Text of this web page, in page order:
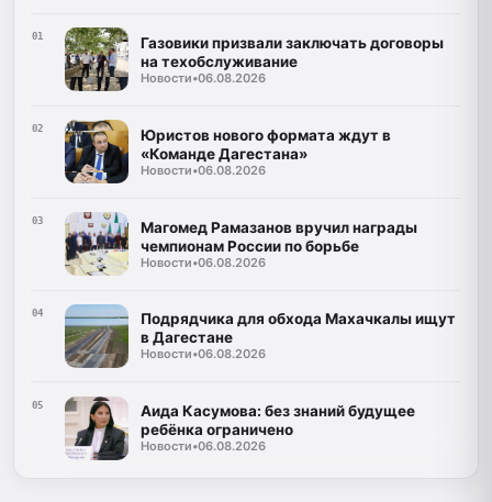
01
Газовики призвали заключать договоры
на техобслуживание
Новости•06.08.2026
02
Юристов нового формата ждут в
«Команде Дагестана»
Новости•06.08.2026
03
Магомед Рамазанов вручил награды
чемпионам России по борьбе
Новости•06.08.2026
04
Подрядчика для обхода Махачкалы ищут
в Дагестане
Новости•06.08.2026
05
Аида Касумова: без знаний будущее
ребёнка ограничено
Новости•06.08.2026